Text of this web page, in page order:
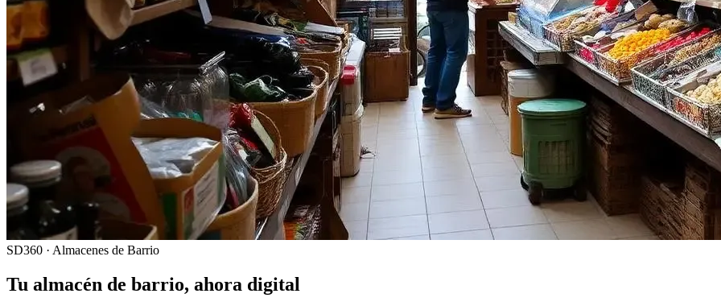
SD360 · Almacenes de Barrio
Tu almacén de barrio, ahora digital